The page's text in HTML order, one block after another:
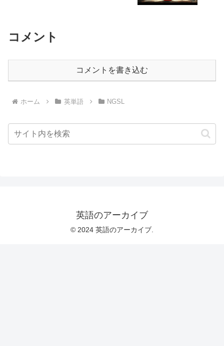
コメント
コメントを書き込む
ホーム 英単語 NGSL
英語のアーカイブ
© 2024 英語のアーカイブ.